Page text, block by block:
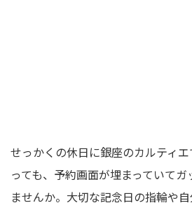
せっかくの休日に銀座のカルティ
っても、予約画面が埋まっていて
ませんか。大切な記念日の指輪や